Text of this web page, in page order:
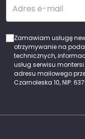
Adres e-mail
Zamawiam usługę
otrzymywanie na
technicznych,
usług serwisu
adresu mailowego
Czarnoleska 10, NIP: